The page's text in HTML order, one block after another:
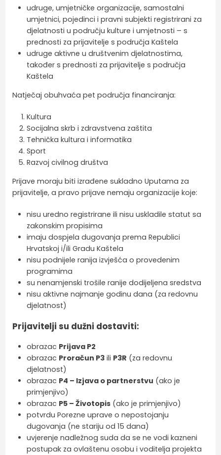
udruge, umjetničke organizacije, samostalni
umjetnici, pojedinci i pravni subjekti registrirani za
djelatnosti u području kulture i umjetnosti – s
prednosti za prijavitelje s područja Kaštela
udruge aktivne u društvenim djelatnostima,
također s prednosti za prijavitelje s područja
Kaštela
Natječaj obuhvaća pet područja financiranja:
Kultura
Socijalna skrb i zdravstvena zaštita
Tehnička kultura i informatika
Sport
Razvoj civilnog društva
Prijave moraju biti izrađene sukladno Uputama za
prijavitelje, a pravo prijave nemaju organizacije koje:
nisu uredno registrirane ili nisu uskladile statut sa
zakonskim propisima
imaju dospjela dugovanja prema Republici
Hrvatskoj i/ili Gradu Kaštela
nisu podnijele ranija izvješća o provedenim
programima
su nenamjenski trošile ranije dodijeljena sredstva
nisu aktivne najmanje godinu dana (za redovnu
djelatnost)
Prijavitelji su dužni dostaviti:
obrazac Prijava P2
obrazac Proračun P3ili P3R (za redovnu
djelatnost)
obrazac P4 – Izjava o partnerstvu (ako je
primjenjivo)
obrazac P5 – Životopis(ako je primjenjivo)
potvrdu Porezne uprave o nepostojanju
dugovanja (ne stariju od 15 dana)
uvjerenje nadležnog suda da se ne vodi kazneni
postupak za ovlaštenu osobu i voditelja projekta